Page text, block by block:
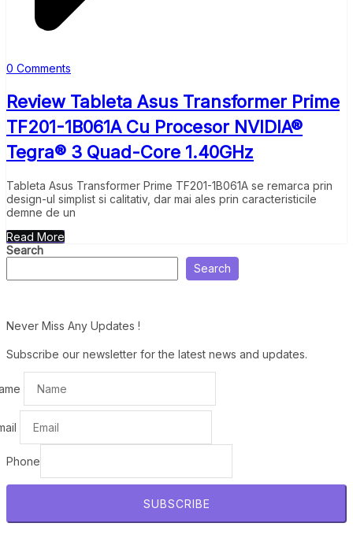
0 Comments
Review Tableta Asus Transformer Prime
TF201-1B061A Cu Procesor NVIDIA®
Tegra® 3 Quad-Core 1.40GHz
Tableta Asus Transformer Prime TF201-1B061A se remarca prin
design-ul simplist si calitativ, dar mai ales prin caracteristicile
demne de un
Read More
Search
Search
Never Miss Any Updates !
Subscribe our newsletter for the latest news and updates.
Phone
SUBSCRIBE